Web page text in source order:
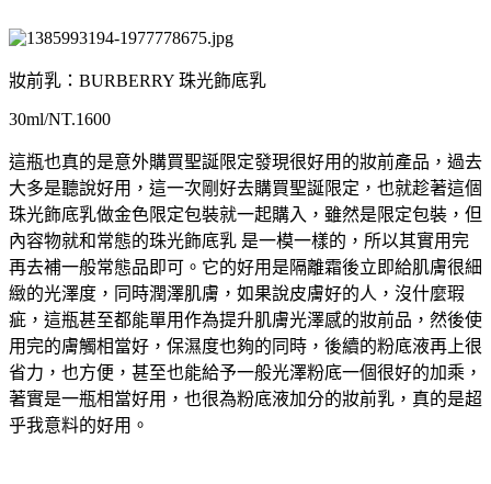
妝前乳：BURBERRY 珠光飾底乳
30ml/NT.1600
這瓶也真的是意外購買聖誕限定發現很好用的妝前產品，過去
大多是聽說好用，這一次剛好去購買聖誕限定，也就趁著這個
珠光飾底乳做金色限定包裝就一起購入，雖然是限定包裝，但
內容物就和常態的珠光飾底乳 是一模一樣的，所以其實用完
再去補一般常態品即可。它的好用是隔離霜後立即給肌膚很細
緻的光澤度，同時潤澤肌膚，如果說皮膚好的人，沒什麼瑕
疵，這瓶甚至都能單用作為提升肌膚光澤感的妝前品，然後使
用完的膚觸相當好，保濕度也夠的同時，後續的粉底液再上很
省力，也方便，甚至也能給予一般光澤粉底一個很好的加乘，
著實是一瓶相當好用，也很為粉底液加分的妝前乳，真的是超
乎我意料的好用。